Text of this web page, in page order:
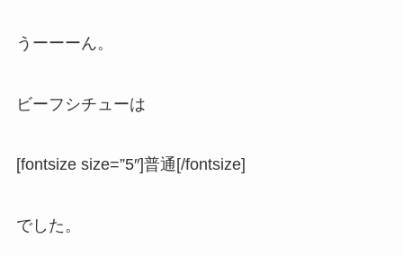
うーーーん。
ビーフシチューは
[fontsize size=”5″]普通[/fontsize]
でした。